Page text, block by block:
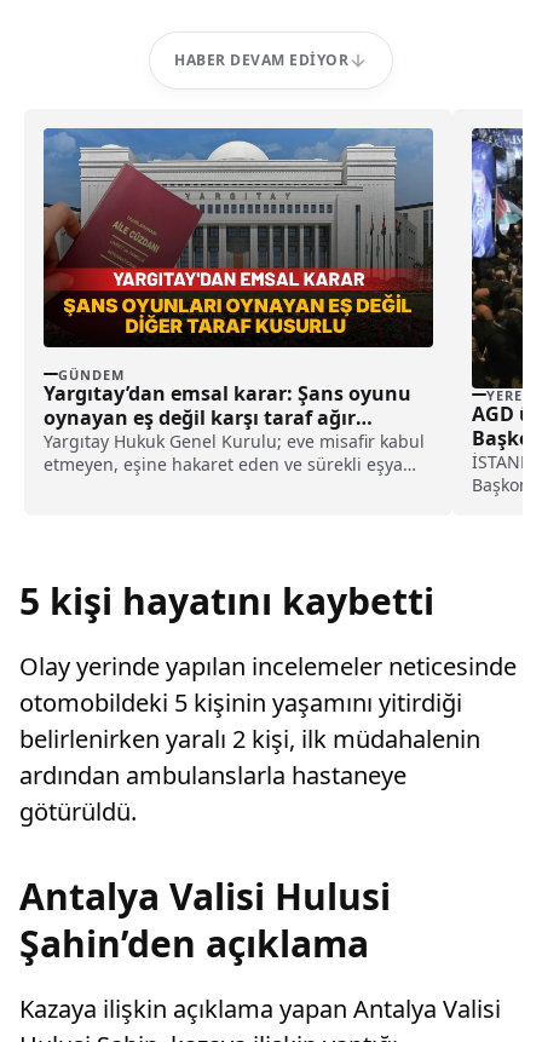
HABER DEVAM EDIYOR
GÜNDEM
Yargıtay’dan emsal karar: Şans oyunu
oynayan eş değil karşı taraf ağır
kusurlu sayıldı
Yargıtay Hukuk Genel Kurulu; eve misafir kabul
etmeyen, eşine hakaret eden ve sürekli eşya
YEREL
AGD
5 kişi hayatını kaybetti
Olay yerinde yapılan incelemeler neticesinde
otomobildeki 5 kişinin yaşamını yitirdiği
belirlenirken yaralı 2 kişi, ilk müdahalenin
ardından ambulanslarla hastaneye
götürüldü.
Antalya Valisi Hulusi
Şahin’den açıklama
Kazaya ilişkin açıklama yapan Antalya Valisi